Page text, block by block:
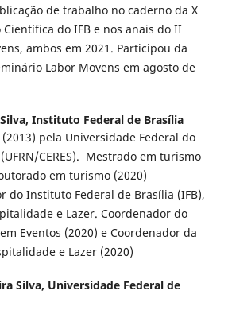
de trabalho no caderno da X
Científica do IFB e nos anais do II
ambos em 2021. Participou da
Labor Movens em agosto de
Instituto Federal de Brasília
pela Universidade Federal do
CERES). Mestrado em turismo
em turismo (2020)
do Instituto Federal de Brasília (IFB),
e Lazer. Coordenador do
Eventos (2020) e Coordenador da
e Lazer (2020)
Silva, Universidade Federal de